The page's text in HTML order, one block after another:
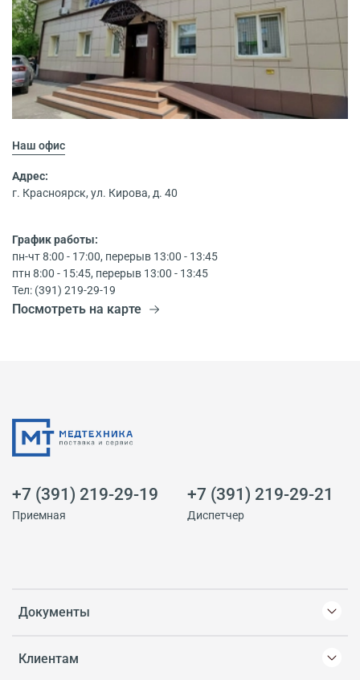
Наш офис
Адрес:
г. Красноярск, ул. Кирова, д. 40
График работы:
пн-чт 8:00 - 17:00, перерыв 13:00 - 13:45
птн 8:00 - 15:45, перерыв 13:00 - 13:45
Тел: (391) 219-29-19
Посмотреть на карте
Документы
Клиентам
+7 (391) 219-29-19
Приемная
+7 (391) 219-29-21
Диспетчер